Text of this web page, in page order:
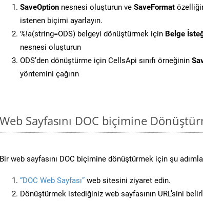
SaveOption nesnesi oluşturun ve SaveFormat
istenen biçimi ayarlayın.
%!a(string=ODS) belgeyi dönüştürmek için Belge
nesnesi oluşturun
ODS’den dönüştürme için CellsApi sınıfı örneğinin
yöntemini çağırın
Web Sayfasını DOC biçimine
Bir web sayfasını DOC biçimine dönüştürmek için şu
“DOC Web Sayfası” web sitesini ziyaret edin.
Dönüştürmek istediğiniz web sayfasının URL’sini